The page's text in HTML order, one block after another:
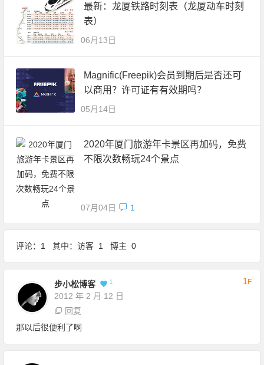
最新：龙厦铁路时刻表（龙厦动车时刻
表）
06月13日
Magnific(Freepik)会员到期后是否还可
以商用？许可证有有效期吗？
05月14日
2020年厦门旅游年卡景区再加码，免费
不限次数畅玩24个景点
07月04日 1
评论：1 其中：访客 1 博主 0
步小松博客 1
2012 年 2 月 12 日
1F
回复
那以后很便利了啊